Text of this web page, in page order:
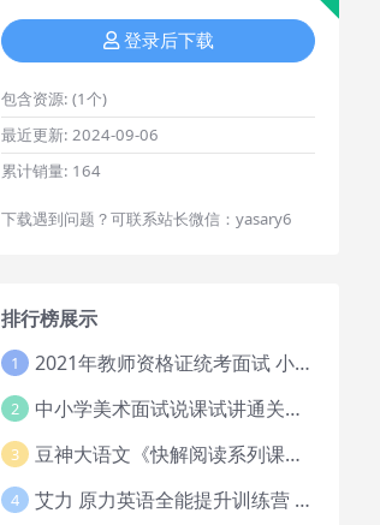
登录后下载
包含资源: (1个)
最近更新: 2024-09-06
累计销量: 164
下载遇到问题？可联系站长微信：yasary6
排行榜展示
1 2021年教师资格证统考面试 小学教资资料试讲+答辩
2 中小学美术面试说课试讲通关班14讲（辅助资料第一套）
3 豆神大语文《快解阅读系列课教程完整》
4 艾力 原力英语全能提升训练营 151G网课大合集